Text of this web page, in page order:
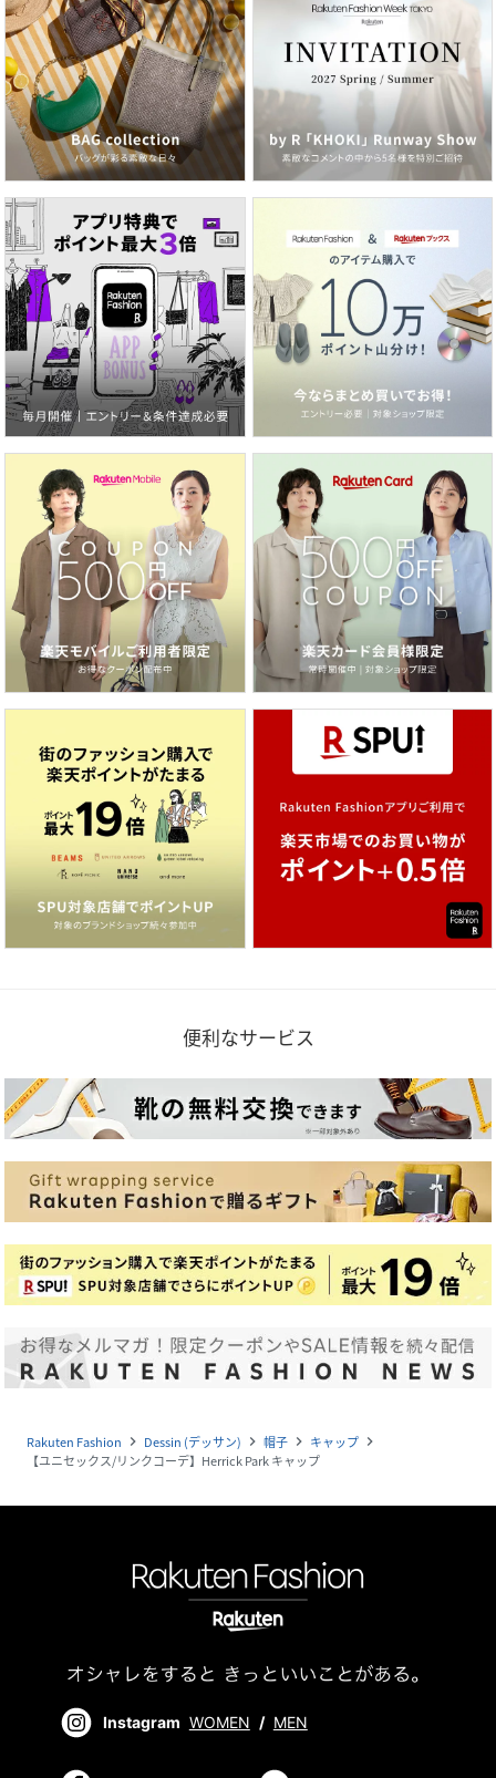
便利なサービス
Rakuten Fashion navigate_next Dessin (デッサン) navigate_next 帽子 navigate_next キャップ navigate_next
【ユニセックス/リンクコーデ】Herrick Park キャップ
Instagram WOMEN / MEN